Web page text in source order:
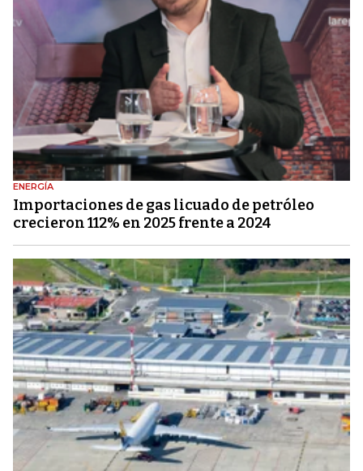
ENERGÍA
Importaciones de gas licuado de petróleo
crecieron 112% en 2025 frente a 2024